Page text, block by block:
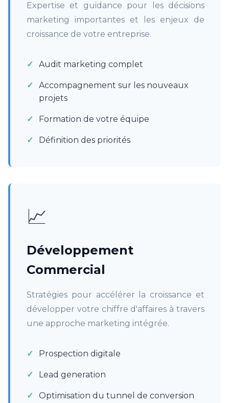
Expertise et guidance pour les décisions
marketing importantes et les enjeux de
croissance de votre entreprise.
Audit marketing complet
Accompagnement sur les nouveaux
projets
Formation de votre équipe
Définition des priorités
📈
Développement
Commercial
Stratégies pour accélérer la croissance et
développer votre chiffre d'affaires à travers
une approche marketing intégrée.
Prospection digitale
Lead generation
Optimisation du tunnel de conversion